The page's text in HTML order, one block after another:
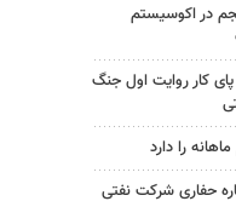
در اکوسیستم
کار روایت اول جنگ
را دارد
حفاری شرکت نفتی